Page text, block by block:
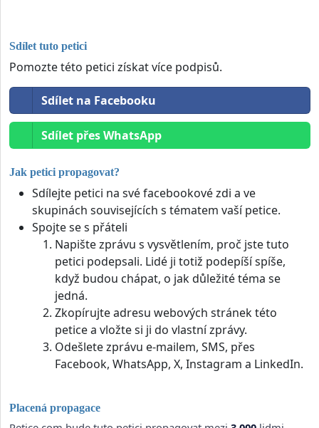
Sdílet tuto petici
Pomozte této petici získat více podpisů.
Sdílet na Facebooku
Sdílet přes WhatsApp
Jak petici propagovat?
Sdílejte petici na své facebookové zdi a ve
skupinách souvisejících s tématem vaší petice.
Spojte se s přáteli
Napište zprávu s vysvětlením, proč jste tuto
petici podepsali. Lidé ji totiž podepíší spíše,
když budou chápat, o jak důležité téma se
jedná.
Zkopírujte adresu webových stránek této
petice a vložte si ji do vlastní zprávy.
Odešlete zprávu e-mailem, SMS, přes
Facebook, WhatsApp, X, Instagram a LinkedIn.
Placená propagace